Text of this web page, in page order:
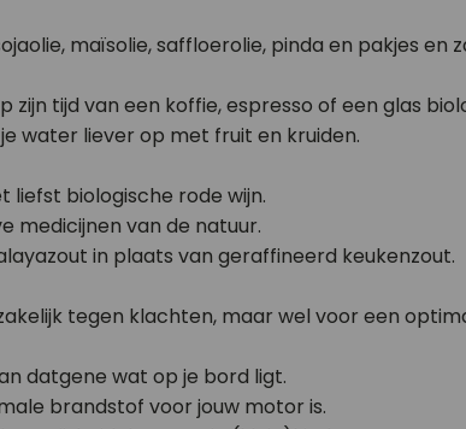
maïsolie, saffloerolie, pinda en pakjes en
tijd van een koffie, espresso of een glas
water liever op met fruit en kruiden.
liefst biologische rode wijn.
medicijnen van de natuur.
in plaats van geraffineerd keukenzout.
tegen klachten, maar wel voor een
datgene wat op je bord ligt.
brandstof voor jouw motor is.